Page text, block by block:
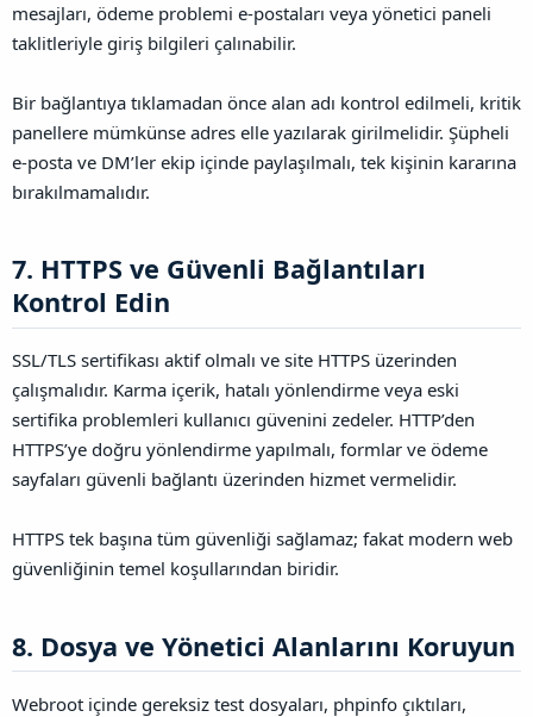
mesajları, ödeme problemi e-postaları veya yönetici paneli
taklitleriyle giriş bilgileri çalınabilir.
Bir bağlantıya tıklamadan önce alan adı kontrol edilmeli, kritik
panellere mümkünse adres elle yazılarak girilmelidir. Şüpheli
e-posta ve DM’ler ekip içinde paylaşılmalı, tek kişinin kararına
bırakılmamalıdır.
7. HTTPS ve Güvenli Bağlantıları
Kontrol Edin​
SSL/TLS sertifikası aktif olmalı ve site HTTPS üzerinden
çalışmalıdır. Karma içerik, hatalı yönlendirme veya eski
sertifika problemleri kullanıcı güvenini zedeler. HTTP’den
HTTPS’ye doğru yönlendirme yapılmalı, formlar ve ödeme
sayfaları güvenli bağlantı üzerinden hizmet vermelidir.
HTTPS tek başına tüm güvenliği sağlamaz; fakat modern web
güvenliğinin temel koşullarından biridir.
8. Dosya ve Yönetici Alanlarını Koruyun​
Webroot içinde gereksiz test dosyaları, phpinfo çıktıları,